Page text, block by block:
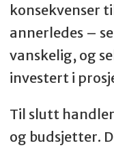
konsekvenser
annerledes –
vanskelig, og
investert i
Til slutt
og budsjetter.